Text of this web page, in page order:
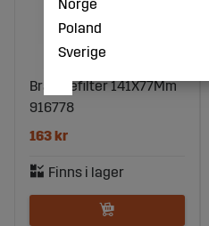
Bränslefilter 141X77Mm
916778
163 kr
Norge
Poland
Sverige